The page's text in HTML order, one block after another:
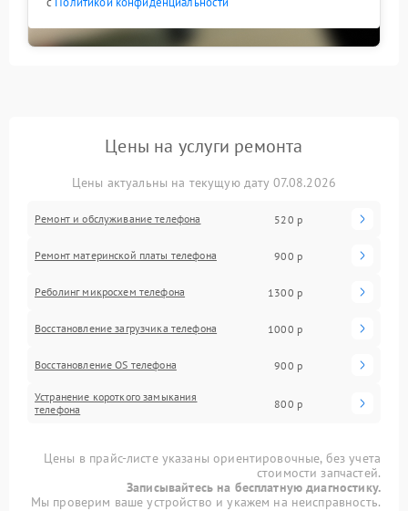
Цены на услуги ремонта
Цены актуальны на текущую дату 07.08.2026
Ремонт и обслуживание телефона 520 р
Ремонт материнской платы телефона 900 р
Реболинг микросхем телефона 1300 р
Восстановление загрузчика телефона 1000 р
Восстановление OS телефона 900 р
Устранение короткого замыкания
телефона
800 р
Цены в прайс-листе указаны ориентировочные, без учета
стоимости запчастей.
Записывайтесь на бесплатную диагностику.
Мы проверим ваше устройство и укажем на неисправность.